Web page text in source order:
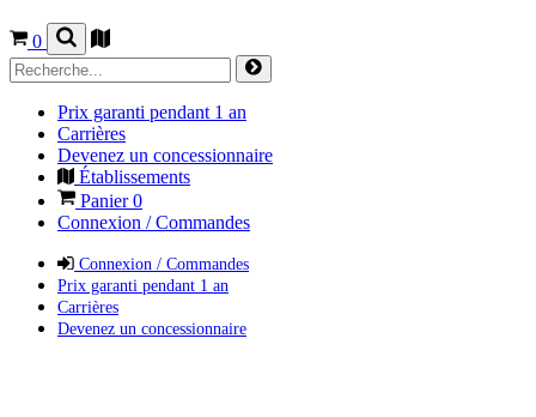
0
Prix garanti pendant 1 an
Carrières
Devenez un concessionnaire
Établissements
Panier0
Connexion / Commandes
Connexion / Commandes
Prix garanti pendant 1 an
Carrières
Devenez un concessionnaire